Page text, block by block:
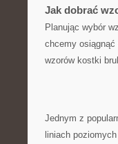
Jak dobrać⁢
Planując wybór
chcemy
wzorów kostki
Jednym z
liniach